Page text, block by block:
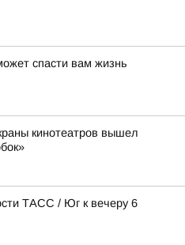
спасти вам жизнь
кинотеатров вышел
ТАСС / Юг к вечеру 6